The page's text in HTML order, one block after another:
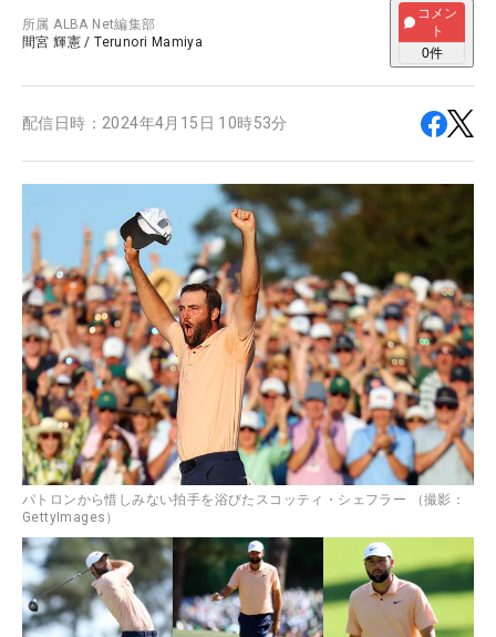
所属ALBA Net編集部
間宮 輝憲 /Terunori Mamiya
コメン
ト
0件
配信日時： 2024年4月15日 10時53分
パトロンから惜しみない拍手を浴びたスコッティ・シェフラー （撮影：
GettyImages）